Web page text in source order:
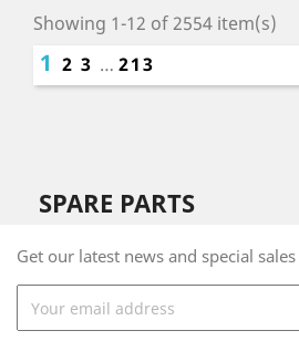
Showing 1-12 of 2554 item(s)
1 2 3 … 213
SPARE PARTS
Get our latest news and special sales